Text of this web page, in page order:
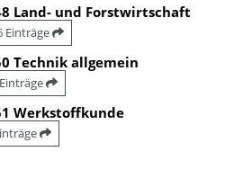
Land- und Forstwirtschaft
Einträge
Technik allgemein
Werkstoffkunde